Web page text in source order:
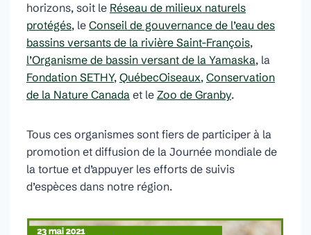
horizons, soit le Réseau de milieux naturels
protégés, le Conseil de gouvernance de l’eau des
bassins versants de la rivière Saint-François,
l’Organisme de bassin versant de la Yamaska, la
Fondation SETHY, QuébecOiseaux, Conservation
de la Nature Canada et le Zoo de Granby.
Tous ces organismes sont fiers de participer à la
promotion et diffusion de la Journée mondiale de
la tortue et d’appuyer les efforts de suivis
d’espèces dans notre région.